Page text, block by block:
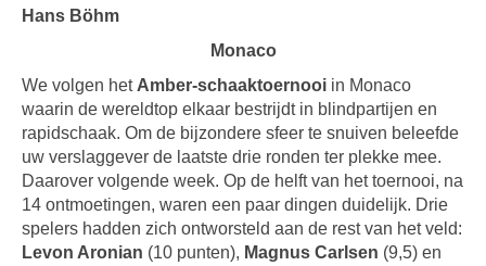
Hans Böhm
Monaco
We volgen het Amber-schaaktoernooi in Monaco
waarin de wereldtop elkaar bestrijdt in blindpartijen en
rapidschaak. Om de bijzondere sfeer te snuiven beleefde
uw verslaggever de laatste drie ronden ter plekke mee.
Daarover volgende week. Op de helft van het toernooi, na
14 ontmoetingen, waren een paar dingen duidelijk. Drie
spelers hadden zich ontworsteld aan de rest van het veld:
Levon Aronian (10 punten), Magnus Carlsen (9,5) en